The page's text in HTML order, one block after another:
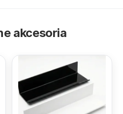
akcesoria